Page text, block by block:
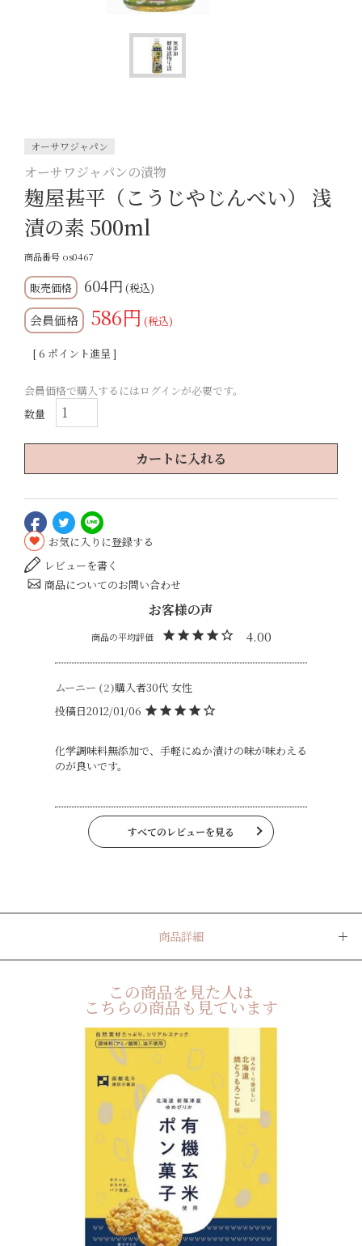
オーサワジャパン
オーサワジャパンの漬物
麹屋甚平（こうじやじんべい） 浅
漬の素 500ml
商品番号 os0467
604 税込
会員価格 586 税込
[6 ポイント進呈 ]
会員価格で購入するにはログインが必要です。
カートに入れる
お気に入りに登録する
レビューを書く
商品についてのお問い合わせ
4.00
ムーニー 2 購入者30代 女性
投稿日2012/01/06
化学調味料無添加で、手軽にぬか漬けの味が味わえる
のが良いです。
すべてのレビューを見る
商品詳細
この商品を見た人は
こちらの商品も見ています